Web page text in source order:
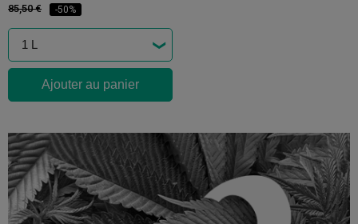
85,50 € -50%
Ajouter au panier